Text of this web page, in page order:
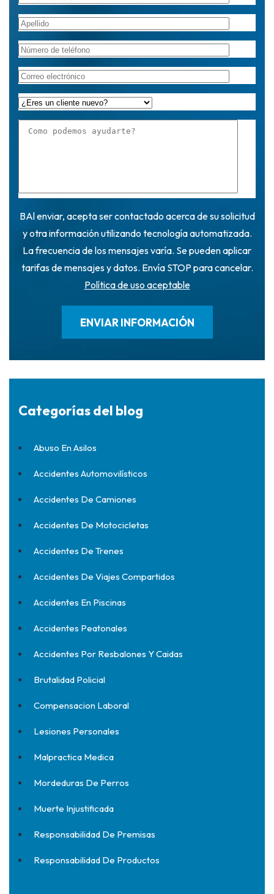
BAl enviar, acepta ser contactado acerca de su solicitud
y otra información utilizando tecnología automatizada.
La frecuencia de los mensajes varía. Se pueden aplicar
tarifas de mensajes y datos. Envía STOP para cancelar.
Política de uso aceptable
Categorías del blog
Abuso En Asilos
Accidentes Automovilísticos
Accidentes De Camiones
Accidentes De Motocicletas
Accidentes De Trenes
Accidentes De Viajes Compartidos
Accidentes En Piscinas
Accidentes Peatonales
Accidentes Por Resbalones Y Caidas
Brutalidad Policial
Compensacion Laboral
Lesiones Personales
Malpractica Medica
Mordeduras De Perros
Muerte Injustificada
Responsabilidad De Premisas
Responsabilidad De Productos